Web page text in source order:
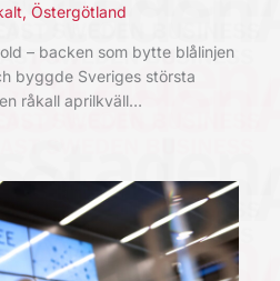
, Östergötland
– backen som bytte blålinjen
byggde Sveriges största
råkall aprilkväll…